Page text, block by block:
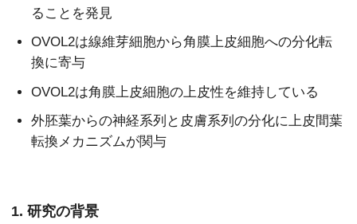
ることを発見
OVOL2は線維芽細胞から角膜上皮細胞への分化転
換に寄与
OVOL2は角膜上皮細胞の上皮性を維持している
外胚葉からの神経系列と皮膚系列の分化に上皮間葉
転換メカニズムが関与
1. 研究の背景